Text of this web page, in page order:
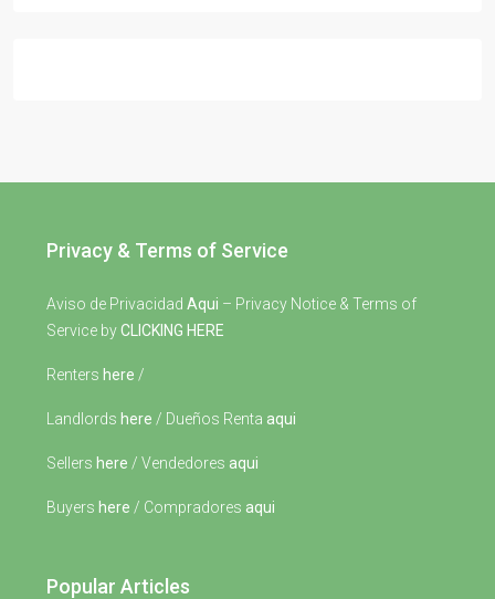
Privacy & Terms of Service
Aviso de Privacidad Aqui – Privacy Notice & Terms of
Service byCLICKING HERE
Renters here /
Landlords here / Dueños Renta aqui
Sellers here / Vendedores aqui
Buyers here / Compradores aqui
Popular Articles